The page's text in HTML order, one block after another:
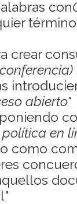
con
crear
abierto"
política en
como